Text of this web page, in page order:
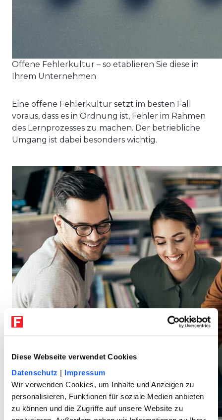
Diese Webseite verwendet Cookies
Datenschutz | Impressum
Wir verwenden Cookies, um Inhalte und Anzeigen zu
personalisieren, Funktionen für soziale Medien anbieten
zu können und die Zugriffe auf unsere Website zu
Offene Fehlerkultur – so etablieren Sie diese in
Ihrem Unternehmen
Eine offene Fehlerkultur setzt im besten Fall
voraus, dass es in Ordnung ist, Fehler im Rahmen
des Lernprozesses zu machen. Der betriebliche
Umgang ist dabei besonders wichtig.